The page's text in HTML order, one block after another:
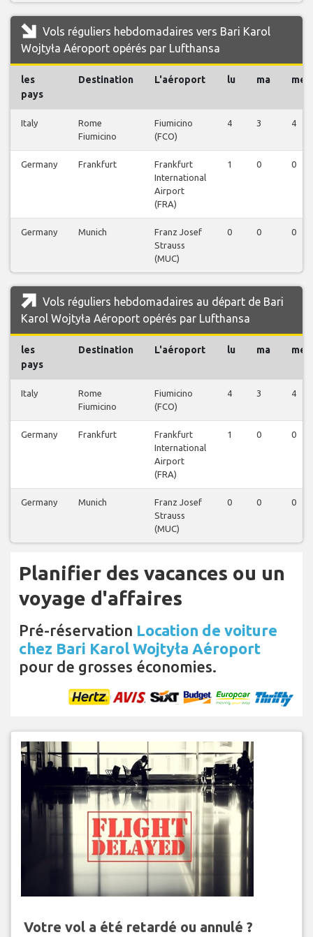
Vols réguliers hebdomadaires vers Bari Karol
Wojtyła Aéroport opérés par Lufthansa
les
pays
Destination L'aéroport lu ma me
Italy
Rome
Fiumicino
Fiumicino
(FCO)
4 3 4
Germany Frankfurt
Frankfurt
International
Airport
(FRA)
1 0 0
Germany Munich
Franz Josef
Strauss
(MUC)
0 0 0
Vols réguliers hebdomadaires au départ de Bari
Karol Wojtyła Aéroport opérés par Lufthansa
les
pays
Destination L'aéroport lu ma me
Italy
Rome
Fiumicino
Fiumicino
(FCO)
4 3 4
Germany Frankfurt
Frankfurt
International
Airport
(FRA)
1 0 0
Germany Munich
Franz Josef
Strauss
(MUC)
0 0 0
Planifier des vacances ou un
voyage d'affaires
Pré-réservation Location de voiture
chez Bari Karol Wojtyła Aéroport
pour de grosses économies.
Votre vol a été retardé ou annulé ?